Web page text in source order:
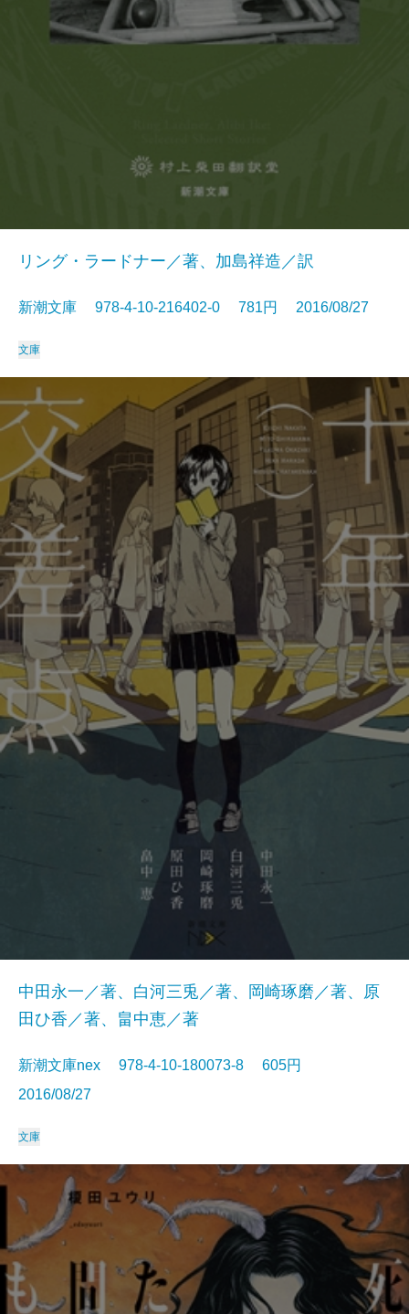
リング・ラードナー／著、加島祥造／訳
新潮文庫 978-4-10-216402-0 781円 2016/08/27
文庫
中田永一／著、白河三兎／著、岡崎琢磨／著、原
田ひ香／著、畠中恵／著
新潮文庫nex 978-4-10-180073-8 605円
2016/08/27
文庫